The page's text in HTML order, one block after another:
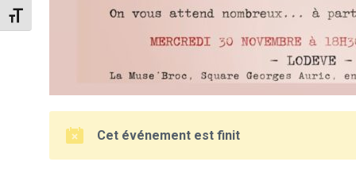
Changer la taille de la police
Cet événement est finit